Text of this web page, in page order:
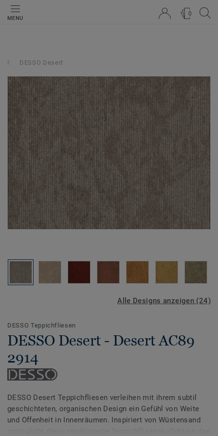
MENU
0
DESSO Desert
Alle Designs anzeigen (24)
DESSO Teppichfliesen
DESSO Desert - Desert AC89
2914
DESSO Desert Teppichfliesen verleihen mit ihrem subtil
geschichteten, organischen Design ein Gefühl von Weite
und Offenheit in Innenräumen. Inspiriert von Wüstensand